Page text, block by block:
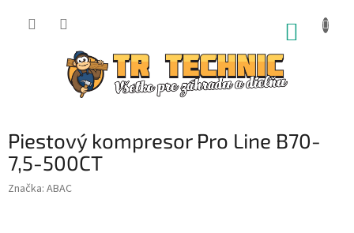
Piestový kompresor Pro Line B70-
7,5-500CT
Značka: ABAC